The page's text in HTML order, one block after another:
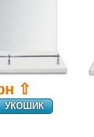
⇧
УКОШИК